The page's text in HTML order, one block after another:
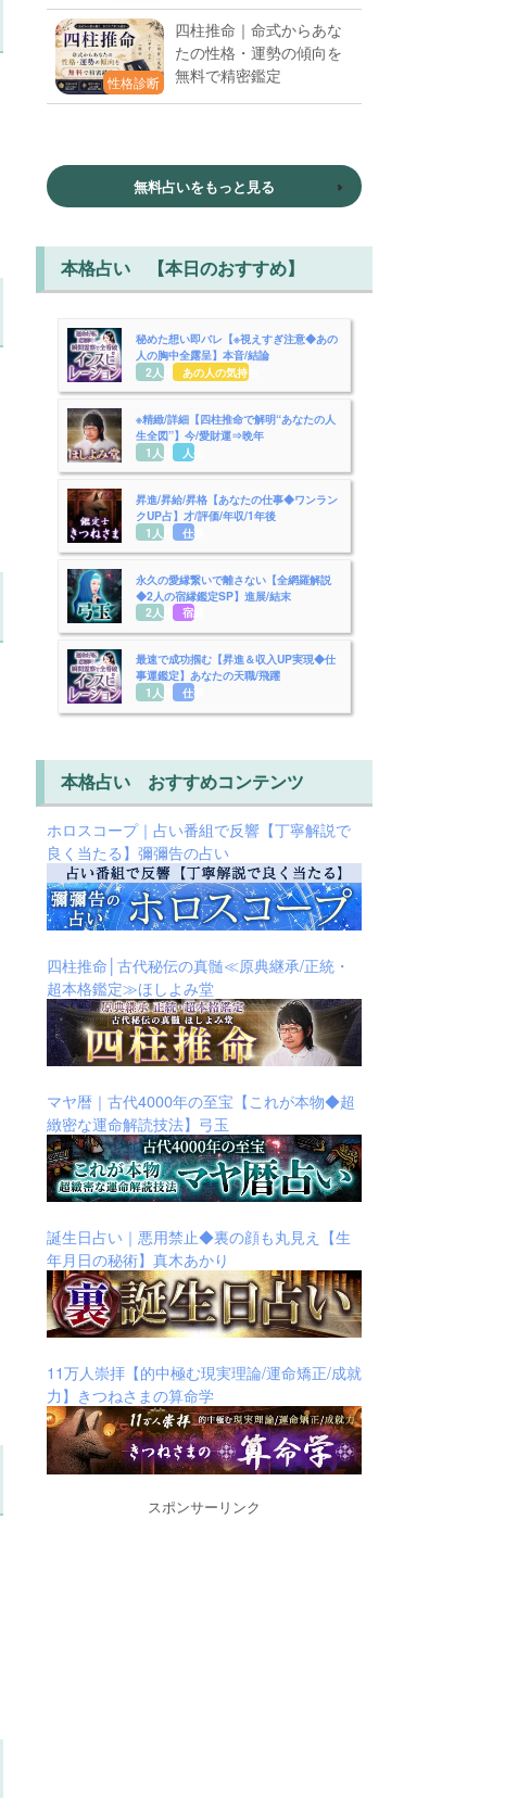
性格診断
四柱推命｜命式からあな
たの性格・運勢の傾向を
無料で精密鑑定
無料占いをもっと見る
本格占い 【本日のおすすめ】
秘めた想い即バレ【※視えすぎ注意◆あの
人の胸中全露呈】本音/結論
2人用 あの人の気持ち
※精緻/詳細【四柱推命で解明“あなたの人
生全図”】今/愛財運⇒晩年
1人用
人生
昇進/昇給/昇格【あなたの仕事◆ワンラン
クUP占】才/評価/年収/1年後
1人用 仕事
永久の愛縁繋いで離さない【全網羅解説
◆2人の宿縁鑑定SP】進展/結末
2人用 宿縁
最速で成功掴む【昇進＆収入UP実現◆仕
事運鑑定】あなたの天職/飛躍
1人用
仕事
本格占い おすすめコンテンツ
ホロスコープ｜占い番組で反響【丁寧解説で
良く当たる】彌彌告の占い
四柱推命│古代秘伝の真髄≪原典継承/正統・
超本格鑑定≫ほしよみ堂
マヤ暦｜古代4000年の至宝【これが本物◆超
緻密な運命解読技法】弓玉
誕生日占い｜悪用禁止◆裏の顔も丸見え【生
年月日の秘術】真木あかり
11万人崇拝【的中極む現実理論/運命矯正/成就
力】きつねさまの算命学
スポンサーリンク